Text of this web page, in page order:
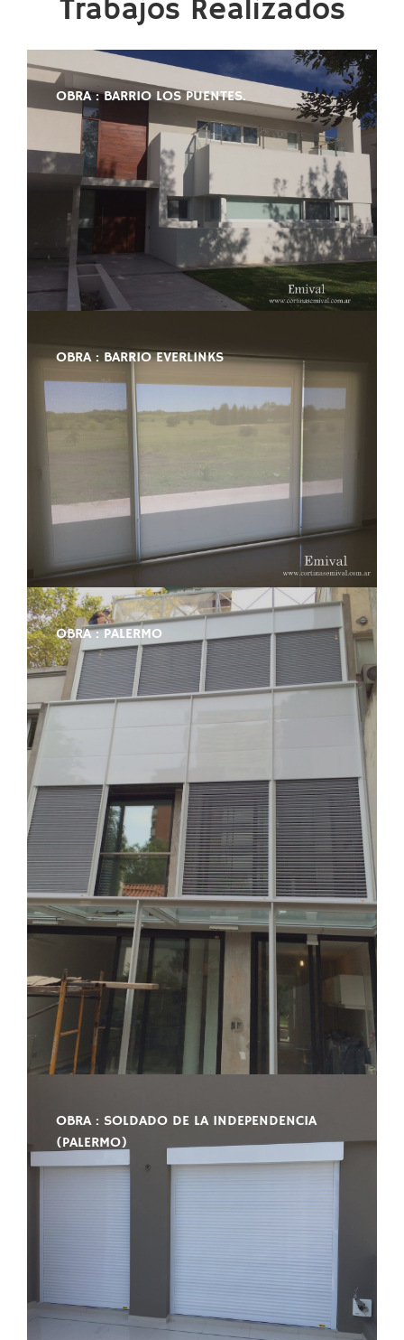
Trabajos Realizados
OBRA : BARRIO LOS PUENTES.
OBRA : BARRIO EVERLINKS
OBRA : PALERMO
OBRA : SOLDADO DE LA INDEPENDENCIA
(PALERMO)